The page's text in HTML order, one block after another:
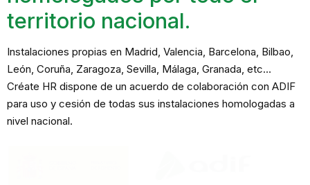
territorio nacional.
Instalaciones propias en Madrid, Valencia, Barcelona, Bilbao,
León, Coruña, Zaragoza, Sevilla, Málaga, Granada, etc…
Créate HR dispone de un acuerdo de colaboración con ADIF
para uso y cesión de todas sus instalaciones homologadas a
nivel nacional.